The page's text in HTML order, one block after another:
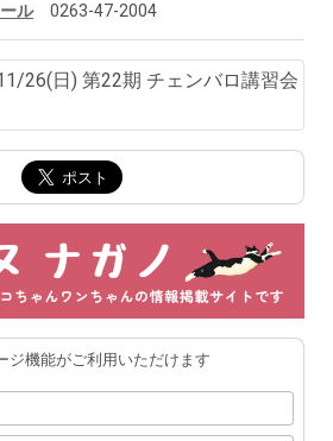
ル0263-47-2004
ジ機能がご利用いただけます